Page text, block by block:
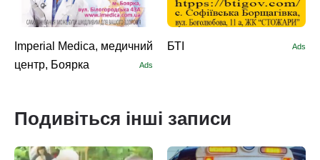
Imperial Medica, медичний
центр, Боярка
Ads
БТІ Ads
Подивіться інші записи